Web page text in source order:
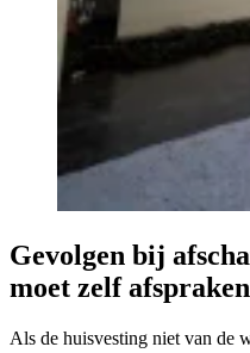
Gevolgen bij
moet zelf
Als de huisvesting niet van de